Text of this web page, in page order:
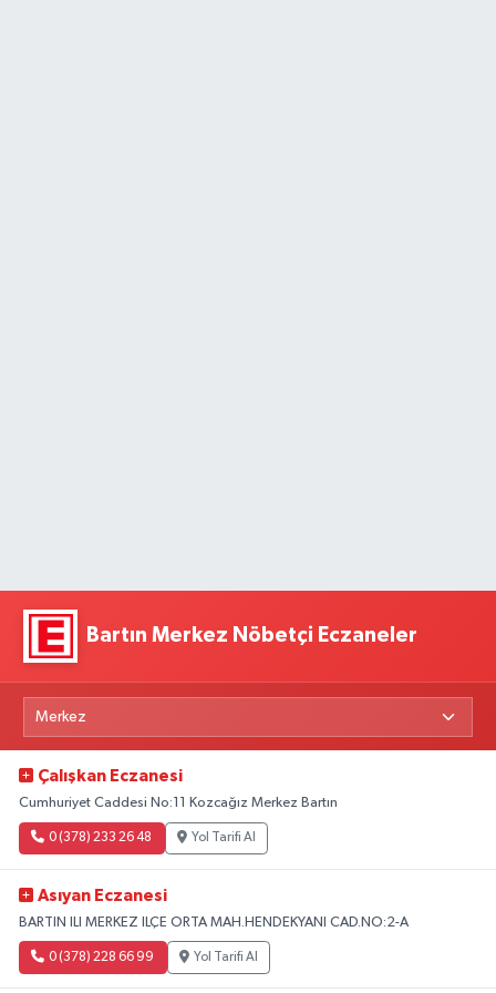
Bartın Merkez Nöbetçi Eczaneler
Çalışkan Eczanesi
Cumhuriyet Caddesi No:11 Kozcağız Merkez Bartın
0 (378) 233 26 48 Yol Tarifi Al
Asıyan Eczanesi
BARTIN ILI MERKEZ ILÇE ORTA MAH.HENDEKYANI CAD.NO:2-A
0 (378) 228 66 99 Yol Tarifi Al